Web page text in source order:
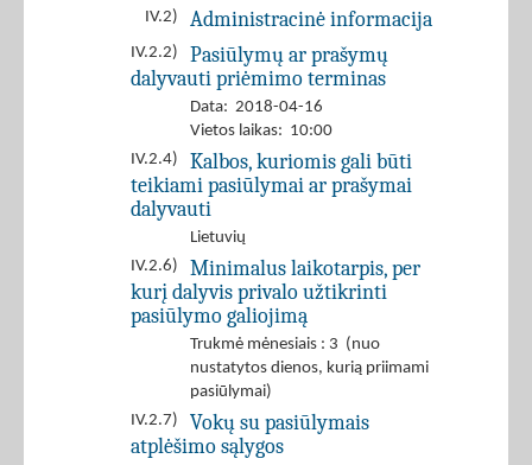
IV.2)
Administracinė informacija
IV.2.2)
Pasiūlymų ar prašymų
dalyvauti priėmimo terminas
Data: 2018-04-16
Vietos laikas: 10:00
IV.2.4)
Kalbos, kuriomis gali būti
teikiami pasiūlymai ar prašymai
dalyvauti
Lietuvių
IV.2.6)
Minimalus laikotarpis, per
kurį dalyvis privalo užtikrinti
pasiūlymo galiojimą
Trukmė mėnesiais : 3 (nuo
nustatytos dienos, kurią priimami
pasiūlymai)
IV.2.7)
Vokų su pasiūlymais
atplėšimo sąlygos